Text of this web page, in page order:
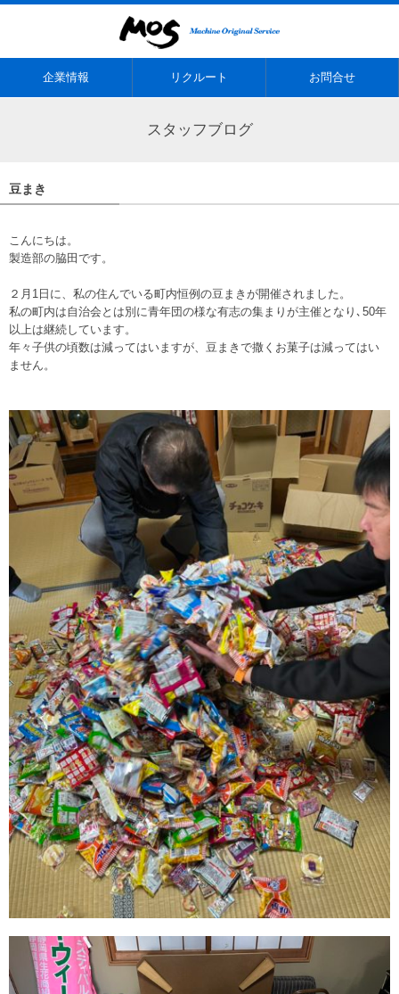
企業情報 リクルート お問合せ
スタッフブログ
豆まき
こんにちは。
製造部の脇田です。
２月1日に、私の住んでいる町内恒例の豆まきが開催されました。
私の町内は自治会とは別に青年団の様な有志の集まりが主催となり､50年
以上は継続しています。
年々子供の頃数は減ってはいますが、豆まきで撒くお菓子は減ってはい
ません。